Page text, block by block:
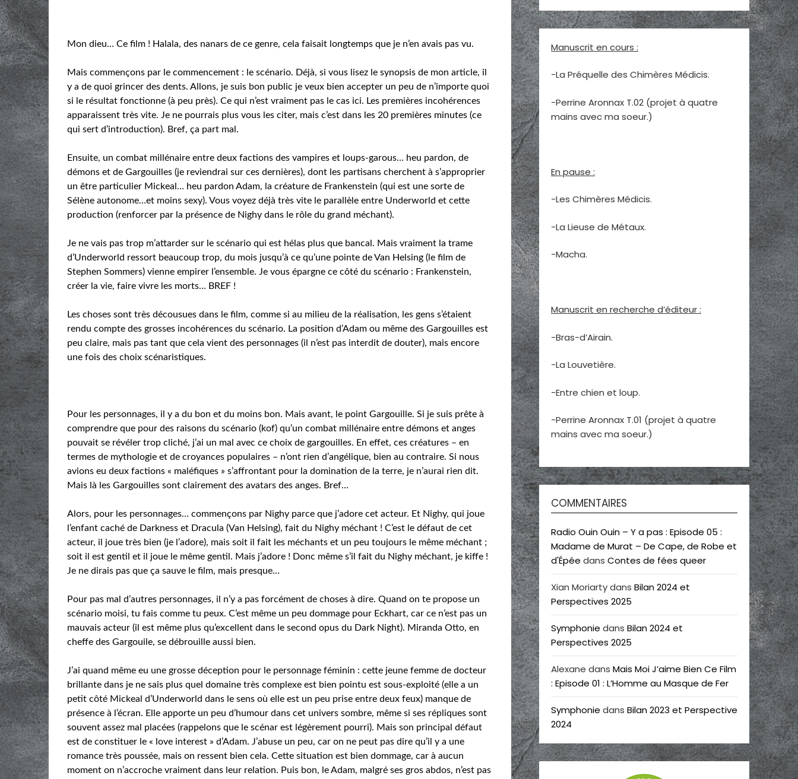
Mon dieu… Ce film ! Halala, des nanars de ce genre, cela faisait longtemps que je n’en avais pas vu.
Mais commençons par le commencement : le scénario. Déjà, si vous lisez le synopsis de mon article, il
y a de quoi grincer des dents. Allons, je suis bon public je veux bien accepter un peu de n’importe quoi
si le résultat fonctionne (à peu près). Ce qui n’est vraiment pas le cas ici. Les premières incohérences
apparaissent très vite. Je ne pourrais plus vous les citer, mais c’est dans les 20 premières minutes (ce
qui sert d’introduction). Bref, ça part mal.
Ensuite, un combat millénaire entre deux factions des vampires et loups-garous… heu pardon, de
démons et de Gargouilles (je reviendrai sur ces dernières), dont les partisans cherchent à s’approprier
un être particulier Mickeal… heu pardon Adam, la créature de Frankenstein (qui est une sorte de
Sélène autonome…et moins sexy). Vous voyez déjà très vite le parallèle entre Underworld et cette
production (renforcer par la présence de Nighy dans le rôle du grand méchant).
Je ne vais pas trop m’attarder sur le scénario qui est hélas plus que bancal. Mais vraiment la trame
d’Underworld ressort beaucoup trop, du mois jusqu’à ce qu’une pointe de Van Helsing (le film de
Stephen Sommers) vienne empirer l’ensemble. Je vous épargne ce côté du scénario : Frankenstein,
créer la vie, faire vivre les morts… BREF !
Les choses sont très décousues dans le film, comme si au milieu de la réalisation, les gens s’étaient
rendu compte des grosses incohérences du scénario. La position d’Adam ou même des Gargouilles est
peu claire, mais pas tant que cela vient des personnages (il n’est pas interdit de douter), mais encore
une fois des choix scénaristiques.
Pour les personnages, il y a du bon et du moins bon. Mais avant, le point Gargouille. Si je suis prête à
comprendre que pour des raisons du scénario (kof) qu’un combat millénaire entre démons et anges
pouvait se révéler trop cliché, j’ai un mal avec ce choix de gargouilles. En effet, ces créatures – en
termes de mythologie et de croyances populaires – n’ont rien d’angélique, bien au contraire. Si nous
avions eu deux factions « maléfiques » s’affrontant pour la domination de la terre, je n’aurai rien dit.
Mais là les Gargouilles sont clairement des avatars des anges. Bref…
Alors, pour les personnages… commençons par Nighy parce que j’adore cet acteur. Et Nighy, qui joue
l’enfant caché de Darkness et Dracula (Van Helsing), fait du Nighy méchant ! C’est le défaut de cet
acteur, il joue très bien (je l’adore), mais soit il fait les méchants et un peu toujours le même méchant ;
soit il est gentil et il joue le même gentil. Mais j’adore ! Donc même s’il fait du Nighy méchant, je kiffe !
Je ne dirais pas que ça sauve le film, mais presque…
Pour pas mal d’autres personnages, il n’y a pas forcément de choses à dire. Quand on te propose un
scénario moisi, tu fais comme tu peux. C’est même un peu dommage pour Eckhart, car ce n’est pas un
mauvais acteur (il est même plus qu’excellent dans le second opus du Dark Night). Miranda Otto, en
cheffe des Gargouile, se débrouille aussi bien.
J’ai quand même eu une grosse déception pour le personnage féminin : cette jeune femme de docteur
brillante dans je ne sais plus quel domaine très complexe est bien pointu est sous-exploité (elle a un
petit côté Mickeal d’Underworld dans le sens où elle est un peu prise entre deux feux) manque de
présence à l’écran. Elle apporte un peu d’humour dans cet univers sombre, même si ses répliques sont
souvent assez mal placées (rappelons que le scénar est légèrement pourri). Mais son principal défaut
est de constituer le « love interest » d’Adam. J’abuse un peu, car on ne peut pas dire qu’il y a une
romance très poussée, mais on ressent bien cela. Cette situation est bien dommage, car à aucun
moment on n’accroche vraiment dans leur relation. Puis bon, le Adam, malgré ses gros abdos, n’est pas
Manuscrit en cours :
-La Préquelle des Chimères Médicis.
-Perrine Aronnax T.02 (projet à quatre
mains avec ma soeur.)
En pause :
-Les Chimères Médicis.
-La Lieuse de Métaux.
-Macha.
Manuscrit en recherche d’éditeur :
-Bras-d’Airain.
-La Louvetière.
-Entre chien et loup.
-Perrine Aronnax T.01 (projet à quatre
mains avec ma soeur.)
COMMENTAIRES
Radio Ouin Ouin – Y a pas : Episode 05 :
Madame de Murat – De Cape, de Robe et
d'Épée dans Contes de fées queer
Xian Moriartydans Bilan 2024 et
Perspectives 2025
Symphonie dans Bilan 2024 et
Perspectives 2025
Alexane dans Mais Moi J’aime Bien Ce Film
: Episode 01 : L’Homme au Masque de Fer
Symphonie dans Bilan 2023 et Perspective
2024